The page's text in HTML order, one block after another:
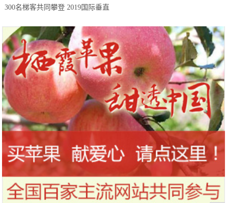
300名梯客共同攀登 2019国际垂直
站欢乐开跑